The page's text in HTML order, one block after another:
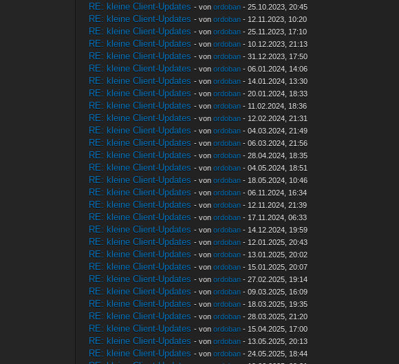
RE: kleine Client-Updates - vonordoban - 25.10.2023, 20:45
RE: kleine Client-Updates - vonordoban - 12.11.2023, 10:20
RE: kleine Client-Updates - vonordoban - 25.11.2023, 17:10
RE: kleine Client-Updates - vonordoban - 10.12.2023, 21:13
RE: kleine Client-Updates - vonordoban - 31.12.2023, 17:50
RE: kleine Client-Updates - vonordoban - 06.01.2024, 14:06
RE: kleine Client-Updates - vonordoban - 14.01.2024, 13:30
RE: kleine Client-Updates - vonordoban - 20.01.2024, 18:33
RE: kleine Client-Updates - vonordoban - 11.02.2024, 18:36
RE: kleine Client-Updates - vonordoban - 12.02.2024, 21:31
RE: kleine Client-Updates - vonordoban - 04.03.2024, 21:49
RE: kleine Client-Updates - vonordoban - 06.03.2024, 21:56
RE: kleine Client-Updates - vonordoban - 28.04.2024, 18:35
RE: kleine Client-Updates - vonordoban - 04.05.2024, 18:51
RE: kleine Client-Updates - vonordoban - 18.05.2024, 10:46
RE: kleine Client-Updates - vonordoban - 06.11.2024, 16:34
RE: kleine Client-Updates - vonordoban - 12.11.2024, 21:39
RE: kleine Client-Updates - vonordoban - 17.11.2024, 06:33
RE: kleine Client-Updates - vonordoban - 14.12.2024, 19:59
RE: kleine Client-Updates - vonordoban - 12.01.2025, 20:43
RE: kleine Client-Updates - vonordoban - 13.01.2025, 20:02
RE: kleine Client-Updates - vonordoban - 15.01.2025, 20:07
RE: kleine Client-Updates - vonordoban - 27.02.2025, 19:14
RE: kleine Client-Updates - vonordoban - 09.03.2025, 16:09
RE: kleine Client-Updates - vonordoban - 18.03.2025, 19:35
RE: kleine Client-Updates - vonordoban - 28.03.2025, 21:20
RE: kleine Client-Updates - vonordoban - 15.04.2025, 17:00
RE: kleine Client-Updates - vonordoban - 13.05.2025, 20:13
RE: kleine Client-Updates - vonordoban - 24.05.2025, 18:44